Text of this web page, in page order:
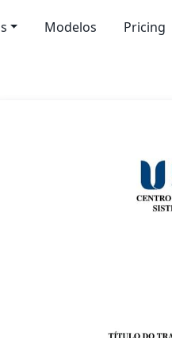
Modelos Pricing